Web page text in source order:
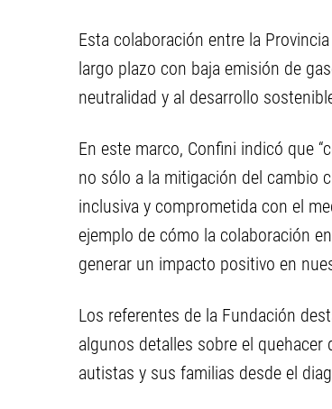
Esta colaboración entre la
largo plazo con baja emisión de
neutralidad y al desarrollo
En este marco, Confini indicó que
no sólo a la mitigación del cambio
inclusiva y comprometida con el
ejemplo de cómo la colaboración
generar un impacto positivo en
Los referentes de la Fundación
algunos detalles sobre el
autistas y sus familias desde el